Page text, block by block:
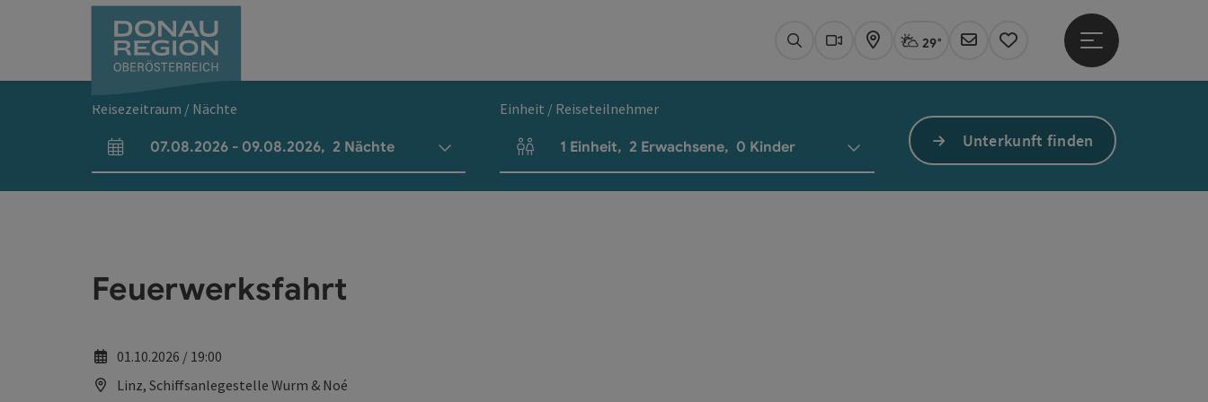
SuchenWebcams
KarteAktuelles Wetter Linz, stark bewölkt
29°
Newsletter
Merkzettel
Hauptmenü öffnen
Reisezeitraum / Nächte
An- und Abreisefelder
07.08.2026 - 09.08.2026, 2 Nächte
Einheit / Reiseteilnehmer
Einheitenanzahl und Personenfelder
1 Einheit, 2 Erwachsene, 0 Kinder Unterkunft finden
Feuerwerksfahrt
01.10.2026 / 19:00
Linz, Schiffsanlegestelle Wurm & Noé